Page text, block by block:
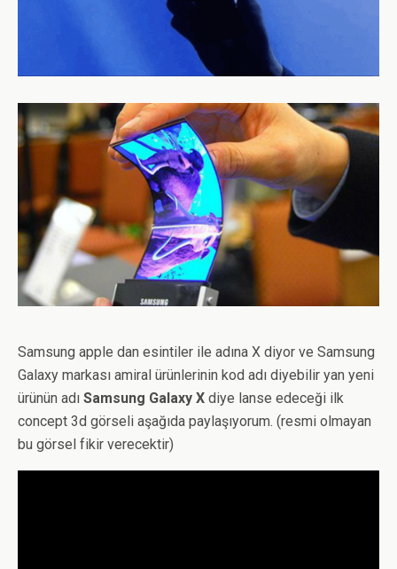
Samsung apple dan esintiler ile adına X diyor ve Samsung
Galaxy markası amiral ürünlerinin kod adı diyebilir yan yeni
ürünün adı Samsung Galaxy X diye lanse edeceği ilk
concept 3d görseli aşağıda paylaşıyorum. (resmi olmayan
bu görsel fikir verecektir)